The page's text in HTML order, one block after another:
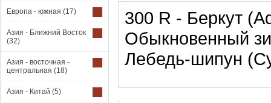
Европа - южная (17)
Азия - Ближний Восток
(32)
Азия - восточная -
центральная (18)
Азия - Китай (5)
300 R - Беркут
Обыкновенный
Лебедь-шипун